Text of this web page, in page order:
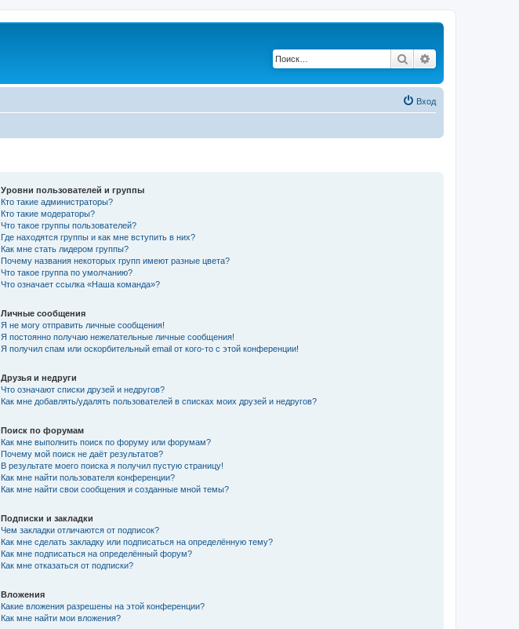
Поиск
Вход
Уровни пользователей и группы
Кто такие администраторы?
Кто такие модераторы?
Что такое группы пользователей?
Где находятся группы и как мне вступить в них?
Как мне стать лидером группы?
Почему названия некоторых групп имеют разные цвета?
Что такое группа по умолчанию?
Что означает ссылка «Наша команда»?
Личные сообщения
Я не могу отправить личные сообщения!
Я постоянно получаю нежелательные личные сообщения!
Я получил спам или оскорбительный email от кого-то с этой конференции!
Друзья и недруги
Что означают списки друзей и недругов?
Как мне добавлять/удалять пользователей в списках моих друзей и недругов?
Поиск по форумам
Как мне выполнить поиск по форуму или форумам?
Почему мой поиск не даёт результатов?
В результате моего поиска я получил пустую страницу!
Как мне найти пользователя конференции?
Как мне найти свои сообщения и созданные мной темы?
Подписки и закладки
Чем закладки отличаются от подписок?
Как мне сделать закладку или подписаться на определённую тему?
Как мне подписаться на определённый форум?
Как мне отказаться от подписки?
Вложения
Какие вложения разрешены на этой конференции?
Как мне найти мои вложения?